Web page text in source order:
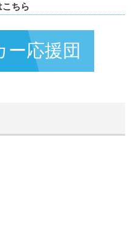
ちら
ー応援団